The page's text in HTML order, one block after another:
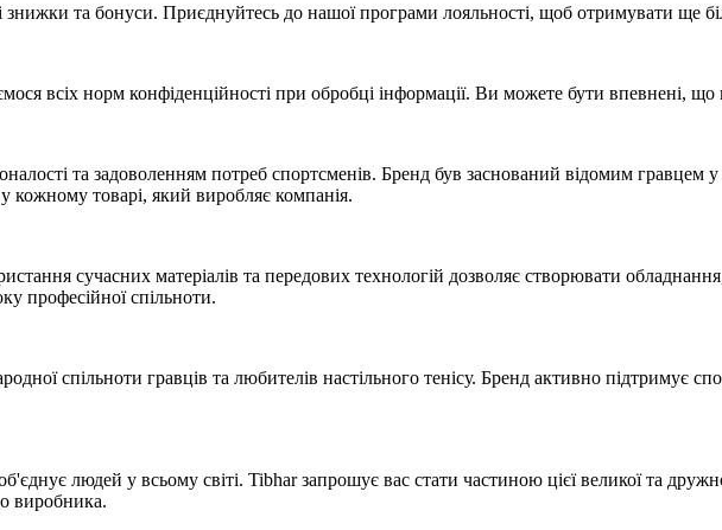
та бонуси. Приєднуйтесь до нашої програми лояльності, щоб отримувати ще
всіх норм конфіденційності при обробці інформації. Ви можете бути впевнені, що
та задоволенням потреб спортсменів. Бренд був заснований відомим гравцем
кожному товарі, який виробляє компанія.
сучасних матеріалів та передових технологій дозволяє створювати
професійної спільноти.
спільноти гравців та любителів настільного тенісу. Бренд активно підтримує
людей у всьому світі. Tibhar запрошує вас стати частиною цієї великої та
виробника.